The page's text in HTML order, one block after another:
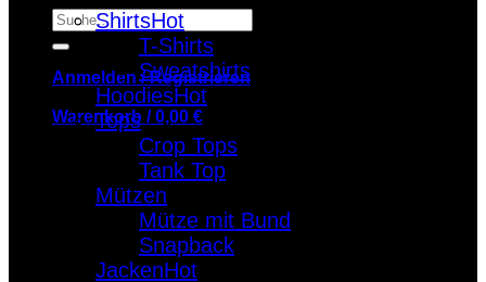
Suche
nach:
Anmelden / Registrieren
Warenkorb /0,00 €
Warenkorb
Es befinden sich keine Produkte im Warenkorb.
Shirts
T-Shirts
Sweatshirts
Hoodies
Tops
Crop Tops
Tank Top
Mützen
Mütze mit Bund
Snapback
Jacken